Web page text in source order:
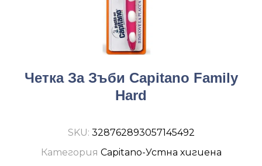
Четка За Зъби Capitano Family
Hard
SKU: 328762893057145492
Категория Capitano-Устна хигиена